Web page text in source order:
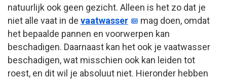
natuurlijk ook geen gezicht. Alleen is het zo dat je
niet alle vaat in de vaatwasser
mag doen, omdat
het bepaalde pannen en voorwerpen kan
beschadigen. Daarnaast kan het ook je vaatwasser
beschadigen, wat misschien ook kan leiden tot
roest, en dit wil je absoluut niet. Hieronder hebben